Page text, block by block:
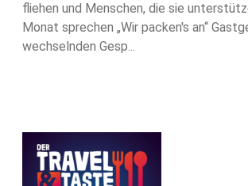
fliehen und Menschen, die sie
Monat sprechen „Wir packen's an“
wechselnden Gesp...